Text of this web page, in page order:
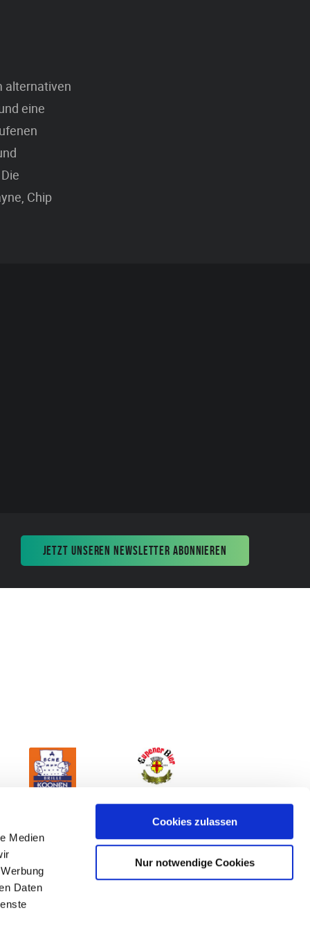
Medien
Daten
Cookies zulassen
Nur notwendige Cookies
alternativen
eine
Chip
JETZT UNSEREN NEWSLETTER ABONNIEREN